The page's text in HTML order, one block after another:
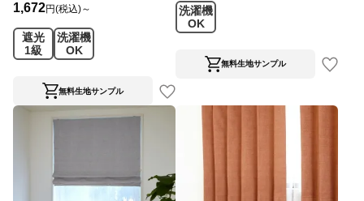
1,672円(税込)～
遮光
1級
洗濯機
OK
無料生地サンプル
洗濯機
OK
無料生地サンプル